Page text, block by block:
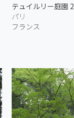
テュイルリー庭園 2
パリ
フランス